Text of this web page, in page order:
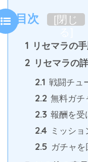
目次 [閉じ
1 リセマラの
2 リセマラの
2.1 戦闘チュ
2.2 無料ガチ
2.3 報酬を受
2.4 ミッシ
2.5 ガチャを